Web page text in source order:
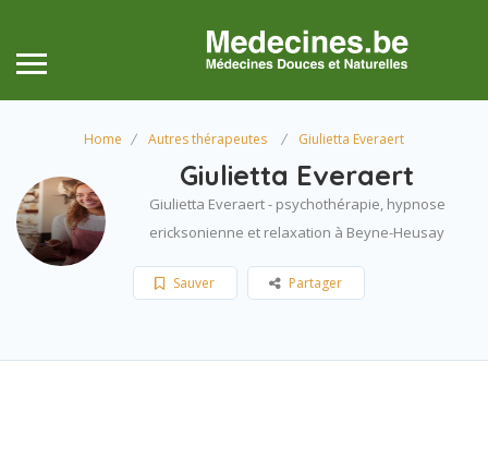
Home Autres thérapeutes Giulietta Everaert
Giulietta Everaert
Giulietta Everaert - psychothérapie, hypnose
ericksonienne et relaxation à Beyne-Heusay
Sauver Partager